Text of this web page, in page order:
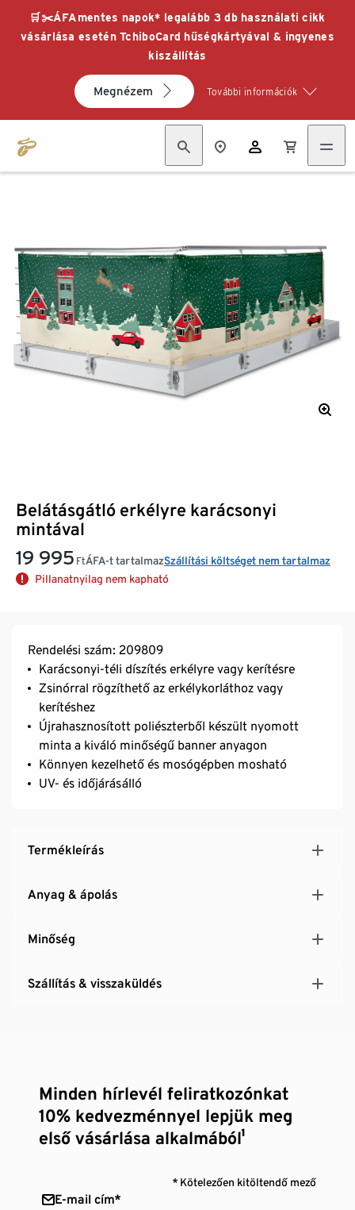
🛒✂️ÁFAmentes napok* legalább 3 db használati cikk
vásárlása esetén TchiboCard hűségkártyával & ingyenes
kiszállítás
Megnézem További információk
Belátásgátló erkélyre karácsonyi
mintával
19 995 FtÁFA-t tartalmazSzállítási költséget nem tartalmaz
Pillanatnyilag nem kapható
Rendelési szám: 209809
Karácsonyi-téli díszítés erkélyre vagy kerítésre
Zsinórral rögzíthető az erkélykorláthoz vagy
kerítéshez
Újrahasznosított poliészterből készült nyomott
minta a kiváló minőségű banner anyagon
Könnyen kezelhető és mosógépben mosható
UV- és időjárásálló
Termékleírás
Anyag & ápolás
Minőség
Szállítás & visszaküldés
Minden hírlevél feliratkozónkat
10% kedvezménnyel lepjük meg
első vásárlása alkalmából¹
* Kötelezően kitöltendő mező
E-mail cím*